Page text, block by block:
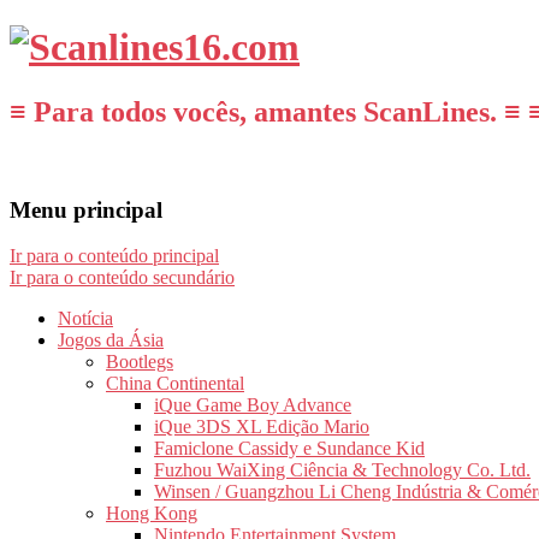
≡ Para todos vocês, amantes ScanLines. ≡
Menu principal
Ir para o conteúdo principal
Ir para o conteúdo secundário
Notícia
Jogos da Ásia
Bootlegs
China Continental
iQue Game Boy Advance
iQue 3DS XL Edição Mario
Famiclone Cassidy e Sundance Kid
Fuzhou WaiXing Ciência & Technology Co. Ltd.
Winsen / Guangzhou Li Cheng Indústria &
Hong Kong